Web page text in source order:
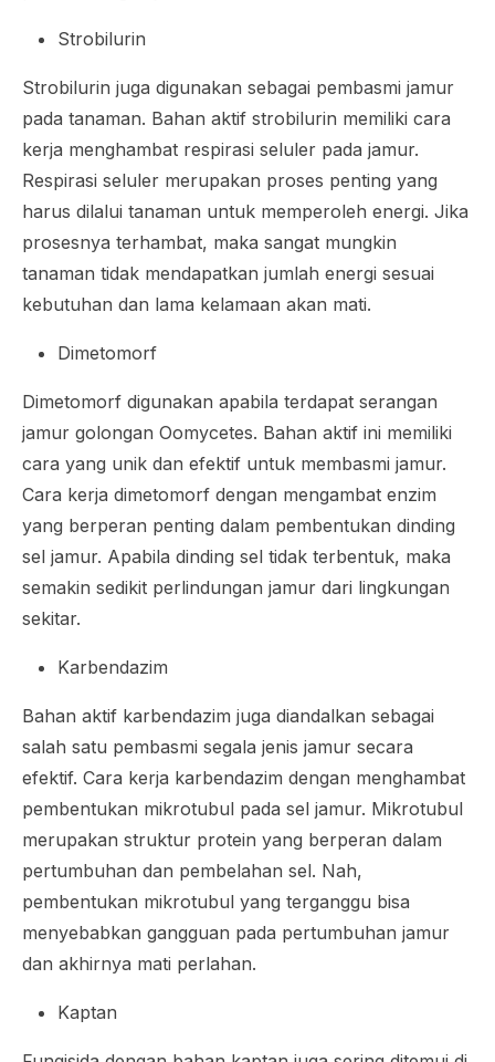
Strobilurin
Strobilurin juga digunakan sebagai pembasmi jamur
pada tanaman. Bahan aktif strobilurin memiliki cara
kerja menghambat respirasi seluler pada jamur.
Respirasi seluler merupakan proses penting yang
harus dilalui tanaman untuk memperoleh energi. Jika
prosesnya terhambat, maka sangat mungkin
tanaman tidak mendapatkan jumlah energi sesuai
kebutuhan dan lama kelamaan akan mati.
Dimetomorf
Dimetomorf digunakan apabila terdapat serangan
jamur golongan Oomycetes. Bahan aktif ini memiliki
cara yang unik dan efektif untuk membasmi jamur.
Cara kerja dimetomorf dengan mengambat enzim
yang berperan penting dalam pembentukan dinding
sel jamur. Apabila dinding sel tidak terbentuk, maka
semakin sedikit perlindungan jamur dari lingkungan
sekitar.
Karbendazim
Bahan aktif karbendazim juga diandalkan sebagai
salah satu pembasmi segala jenis jamur secara
efektif. Cara kerja karbendazim dengan menghambat
pembentukan mikrotubul pada sel jamur. Mikrotubul
merupakan struktur protein yang berperan dalam
pertumbuhan dan pembelahan sel. Nah,
pembentukan mikrotubul yang terganggu bisa
menyebabkan gangguan pada pertumbuhan jamur
dan akhirnya mati perlahan.
Kaptan